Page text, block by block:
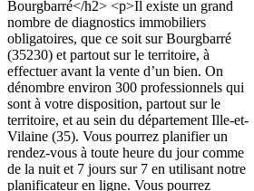
Bourgbarré</h2> <p>Il existe un grand
nombre de diagnostics immobiliers
obligatoires, que ce soit sur Bourgbarré
(35230) et partout sur le territoire, à
effectuer avant la vente d’un bien. On
dénombre environ 300 professionnels qui
sont à votre disposition, partout sur le
territoire, et au sein du département Ille-et-
Vilaine (35). Vous pourrez planifier un
rendez-vous à toute heure du jour comme
de la nuit et 7 jours sur 7 en utilisant notre
planificateur en ligne. Vous pourrez